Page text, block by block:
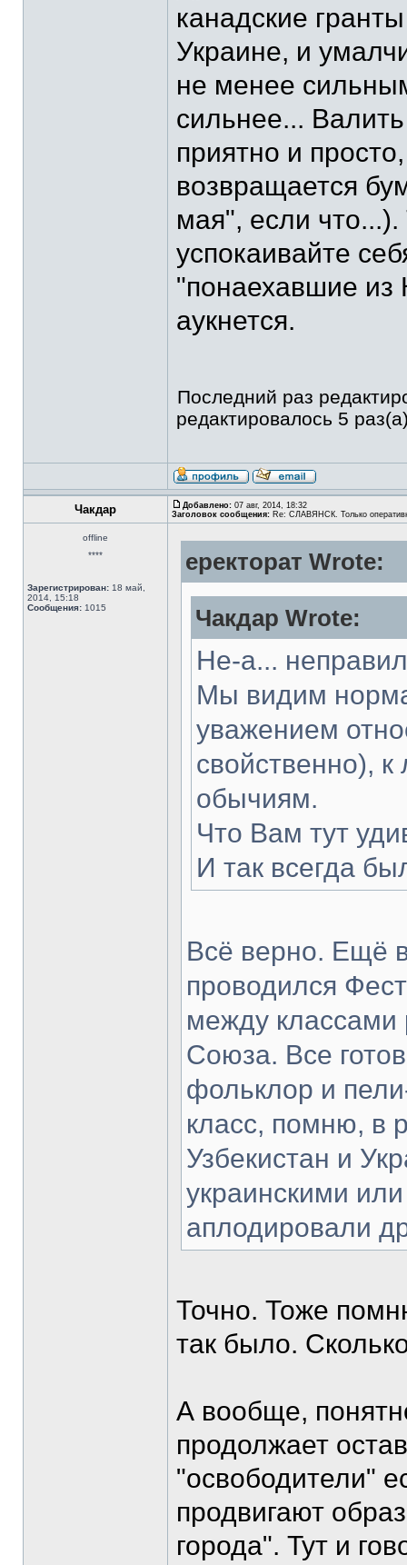
канадские
Украине, и
не менее
сильнее...
приятно и
возвращается
мая", если
успокаивайте
"понаехавшие из
аукнется.
Последний раз
редактировалось 5
Чакдар Добавлено: 07 авг, 2014, 18:32
Заголовок сообщения: Re: СЛАВЯНСК. Только
offline
****
Зарегистрирован: 18 май,
2014, 15:18
Сообщения: 1015
еректорат Wrote:
Чакдар Wrote:
Не-а...
Мы видим
уважением
свойственно), к
обычиям.
Что Вам тут
И так всегда
Всё верно. Ещё
проводился
между классами
Союза. Все
фольклор и
класс, помню, в
Узбекистан и
украинскими
аплодировали
Точно. Тоже
так было.
А вообще,
продолжает
"освободители"
продвигают
города". Тут и